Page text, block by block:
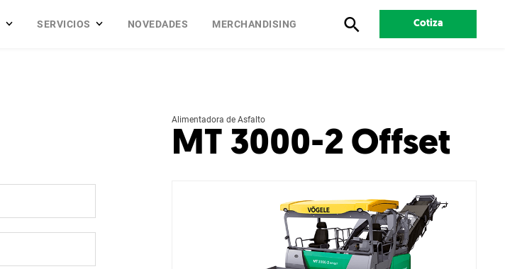
SERVICIOS NOVEDADES MERCHANDISING Cotiza
Alimentadora de Asfalto
MT 3000-2 Offset